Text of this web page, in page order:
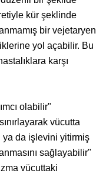
kür şeklinde
bir vejetaryen
yol açabilir. Bu
karşı
olabilir"
vücutta
ya da işlevini yitirmiş
sağlayabilir"
vücuttaki